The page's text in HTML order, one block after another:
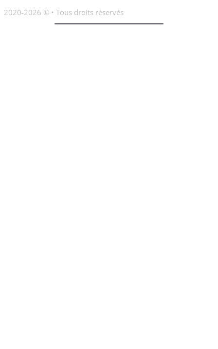
2020-2026 © • Tous droits réservés